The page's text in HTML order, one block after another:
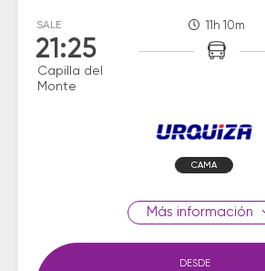
SALE
21:25
Capilla del
Monte
11h 10m
CAMA
información
DESDE